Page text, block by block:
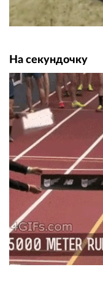
На секундочку